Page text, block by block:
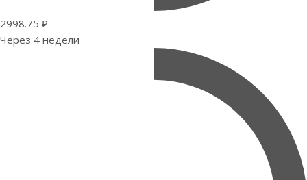
2998.75 ₽
Через 4 недели